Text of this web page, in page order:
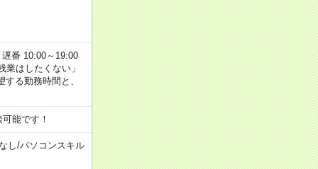
番 10:00～19:00
はしたくない」
る勤務時間と、
能です！
し/パソコンスキル